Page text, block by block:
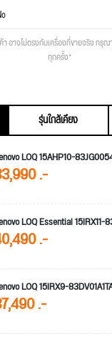
อาจไม่ตรงกับเครื่องที่ขายจริง กรุ
ทุกครั้ง*
รุ่นใกล้เคียง
LOQ 15AHP10-
.-
LOQ Essential 15IRX11-
.-
LOQ 15IRX9-
.-